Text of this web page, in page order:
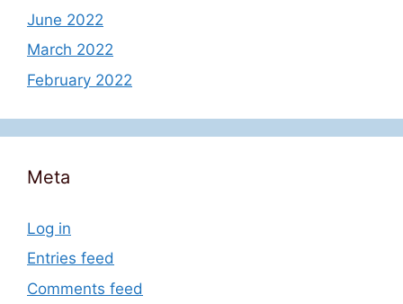
June 2022
March 2022
February 2022
Meta
Log in
Entries feed
Comments feed